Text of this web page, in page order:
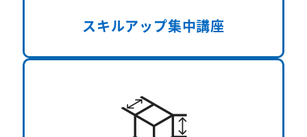
スキルアップ集中講座